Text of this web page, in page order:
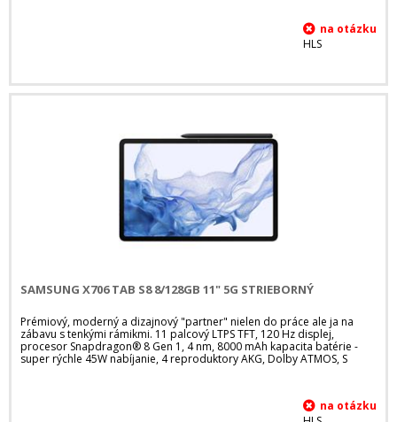
HLS
SAMSUNG X706 TAB S8 8/128GB 11" 5G STRIEBORNÝ
Prémiový, moderný a dizajnový "partner" nielen do práce ale ja na
zábavu s tenkými rámikmi. 11 palcový LTPS TFT, 120 Hz displej,
procesor Snapdragon® 8 Gen 1, 4 nm, 8000 mAh kapacita batérie -
super rýchle 45W nabíjanie, 4 reproduktory AKG, Dolby ATMOS, S